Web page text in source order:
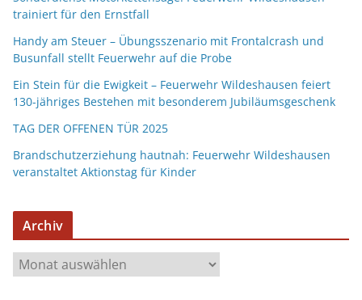
trainiert für den Ernstfall
Handy am Steuer – Übungsszenario mit Frontalcrash und
Busunfall stellt Feuerwehr auf die Probe
Ein Stein für die Ewigkeit – Feuerwehr Wildeshausen feiert
130-jähriges Bestehen mit besonderem Jubiläumsgeschenk
TAG DER OFFENEN TÜR 2025
Brandschutzerziehung hautnah: Feuerwehr Wildeshausen
veranstaltet Aktionstag für Kinder
Archiv